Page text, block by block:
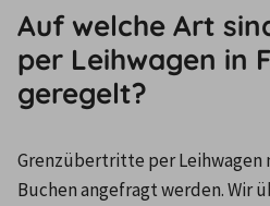
Auf welche Art
per Leihwagen in
geregelt?
Grenzübertritte per Leihwagen
Buchen angefragt werden. Wir